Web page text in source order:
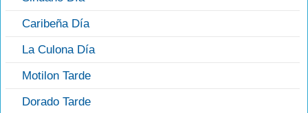
Caribeña Día
La Culona Día
Motilon Tarde
Dorado Tarde